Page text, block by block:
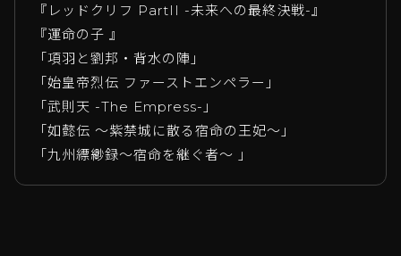
『レッドクリフ PartII -未来への最終決戦-』
『運命の子 』
「項羽と劉邦・背水の陣」
「始皇帝烈伝 ファーストエンペラー」
「武則天 -The Empress-」
「如懿伝 〜紫禁城に散る宿命の王妃〜」
「九州縹緲録〜宿命を継ぐ者〜 」